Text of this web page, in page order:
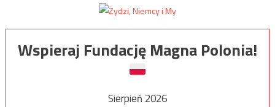
Wspieraj Fundację Magna Polonia!
Sierpień 2026